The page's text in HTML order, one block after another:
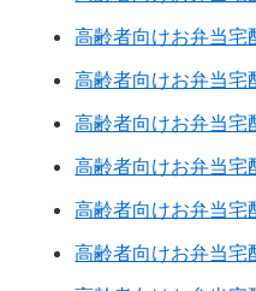
高齢者向けお弁当宅
高齢者向けお弁当宅
高齢者向けお弁当宅
高齢者向けお弁当宅
高齢者向けお弁当宅
高齢者向けお弁当宅